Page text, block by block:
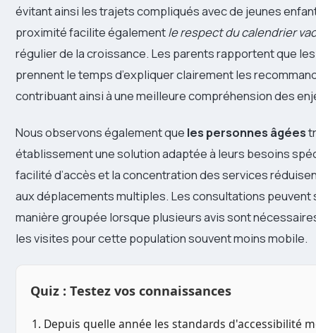
évitant ainsi les trajets compliqués avec de jeunes
proximité facilite égalementle respect du calendrier
régulier de la croissance. Les parents rapportent que
prennent le temps d’expliquer clairement les
contribuant ainsi à une meilleure compréhension des
Nous observons également que les personnes âgées
établissement une solution adaptée à leurs besoins
facilité d’accès et la concentration des services
aux déplacements multiples. Les consultations peuvent
manière groupée lorsque plusieurs avis sont
les visites pour cette population souvent moins mobile.
Quiz : Testez vos connaissances
1. Depuis quelle année les standards d'accessibilité